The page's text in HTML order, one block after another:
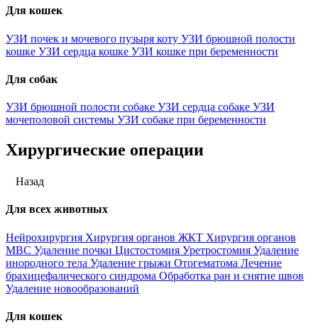
Для кошек
УЗИ почек и мочевого пузыря коту УЗИ брюшной полости
кошке УЗИ сердца кошке УЗИ кошке при беременности
Для собак
УЗИ брюшной полости собаке УЗИ сердца собаке УЗИ
мочеполовой системы УЗИ собаке при беременности
Хирургические операции
Назад
Для всех животных
Нейрохирургия Хирургия органов ЖКТ Хирургия органов
МВС Удаление почки Цистостомия Уретростомия Удаление
инородного тела Удаление грыжи Отогематома Лечение
брахицефалического синдрома Обработка ран и снятие швов
Удаление новообразований
Для кошек